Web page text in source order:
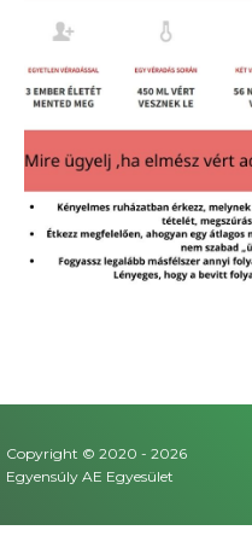
Copyright © 2020 - 2026
Egyensúly AE Egyesület